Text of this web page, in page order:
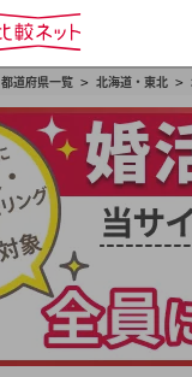
都道府県一覧 > 北海道・東北 >